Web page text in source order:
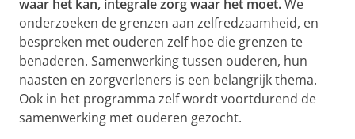
waar het kan, integrale zorg waar het moet.We
onderzoeken de grenzen aan zelfredzaamheid, en
bespreken met ouderen zelf hoe die grenzen te
benaderen. Samenwerking tussen ouderen, hun
naasten en zorgverleners is een belangrijk thema.
Ook in het programma zelf wordt voortdurend de
samenwerking met ouderen gezocht.